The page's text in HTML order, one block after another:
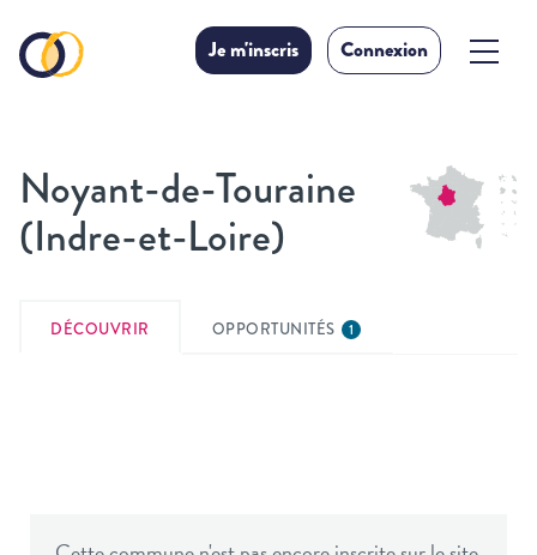
Je m'inscris Connexion
Noyant-de-Touraine
(Indre-et-Loire)
DÉCOUVRIR OPPORTUNITÉS 1